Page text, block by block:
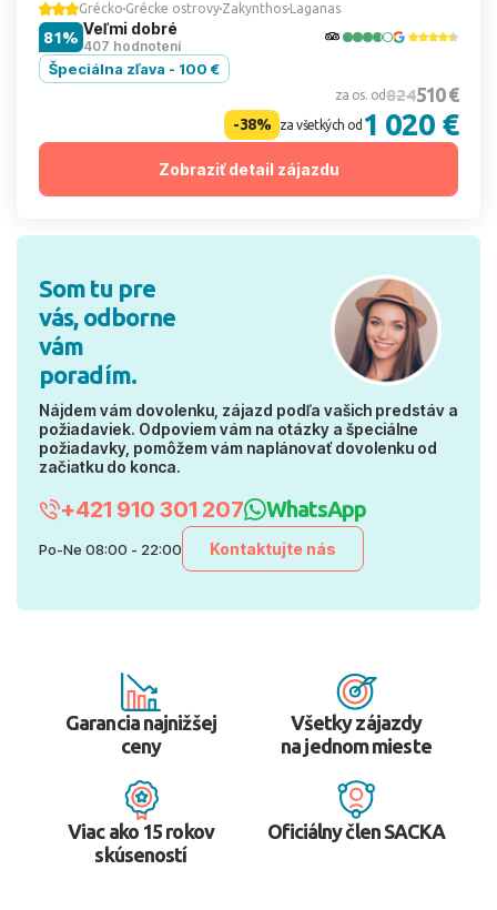
Grécko Grécke ostrovy Zakynthos Laganas
Veľmi dobré
407 hodnotení
81%
Špeciálna zľava - 100 €
za os. od824510 €
-38% za všetkých od 1 020 €
Zobraziť detail zájazdu
Som tu pre
vás, odborne
vám
poradím.
Nájdem vám dovolenku, zájazd podľa vašich predstáv a
požiadaviek. Odpoviem vám na otázky a špeciálne
požiadavky, pomôžem vám naplánovať dovolenku od
začiatku do konca.
+421 910 301 207 WhatsApp
Po-Ne 08:00 - 22:00 Kontaktujte nás
Garancia najnižšej
ceny
Všetky zájazdy
na jednom mieste
Viac ako 15 rokov
skúseností
Oficiálny člen SACKA